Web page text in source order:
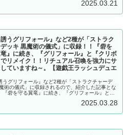
豪華再録も！！【遊戯王ラッシュデュエル】
2025.03.21
誘うグリフォール』など2種が「ストラク
ッキ 黒魔術の儀式」に収録！！『砦を
』に続き、『グリフォール』と『クリボ
リメイク！！リチュアル召喚を強力にサ
ていますね～。【遊戯王ラッシュデュエ
うグリフォール』など2種が「ストラクチャーデ
術の儀式」に収録されるので、紹介した記事とな
『砦を守る翼竜』に続き、『グリフォール』と
ていますね～。【遊戯王ラッシュデュエル】
2025.03.28